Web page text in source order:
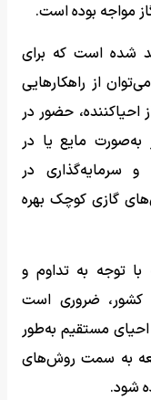
شده است که برای
از راهکارهایی
احیاکننده، حضور در
به‌صورت مایع یا در
و سرمایه‌گذاری در
گازی کوچک بهره
توجه به تداوم و
کشور، ضروری است
احیای مستقیم به‌طور
به سمت روش‌های
شود.